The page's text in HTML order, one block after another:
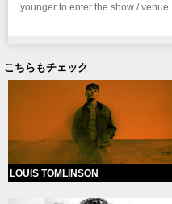
younger to enter the show / venue.
こちらもチェック
LOUIS TOMLINSON